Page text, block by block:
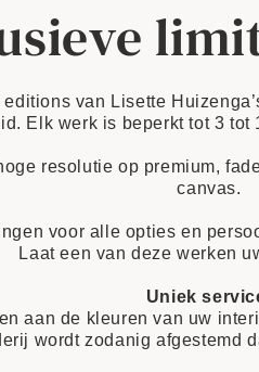
van Lisette
Elk werk is beperkt tot 3
resolutie op premium,
canvas.
voor alle opties en
Laat een van deze werken
Uniek
aan de kleuren van uw
wordt zodanig afgestemd